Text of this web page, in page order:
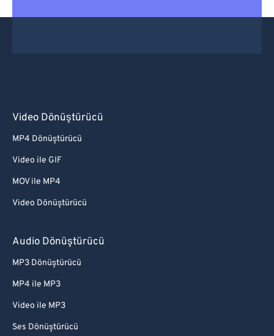
Video Dönüştürücü
MP4 Dönüştürücü
Video ile GIF
MOV ile MP4
Video Dönüştürücü
Audio Dönüştürücü
MP3 Dönüştürücü
MP4 ile MP3
Video ile MP3
Ses Dönüştürücü